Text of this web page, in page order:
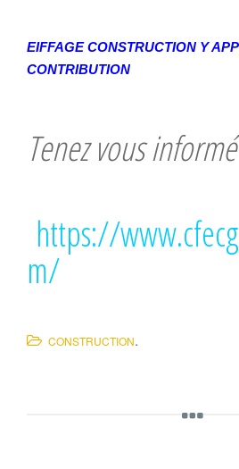
EIFFAGE CONSTRUCTION Y
CONTRIBUTION
Tenez vous
https://
m/
CONSTRUCTION.